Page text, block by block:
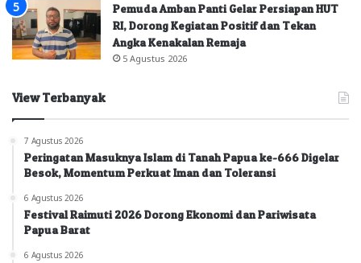
Pemuda Amban Panti Gelar Persiapan HUT
RI, Dorong Kegiatan Positif dan Tekan
Angka Kenakalan Remaja
5 Agustus 2026
View Terbanyak
7 Agustus 2026
Peringatan Masuknya Islam di Tanah Papua ke-666 Digelar
Besok, Momentum Perkuat Iman dan Toleransi
6 Agustus 2026
Festival Raimuti 2026 Dorong Ekonomi dan Pariwisata
Papua Barat
6 Agustus 2026